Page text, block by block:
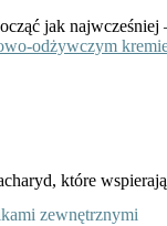
jak
odżywczym
które
zewnętrznymi